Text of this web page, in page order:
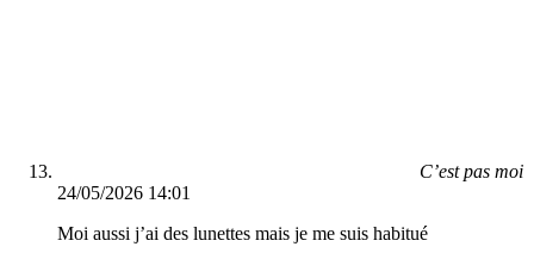
C’est pas moi
24/05/2026 14:01
Moi aussi j’ai des lunettes mais je me suis habitué